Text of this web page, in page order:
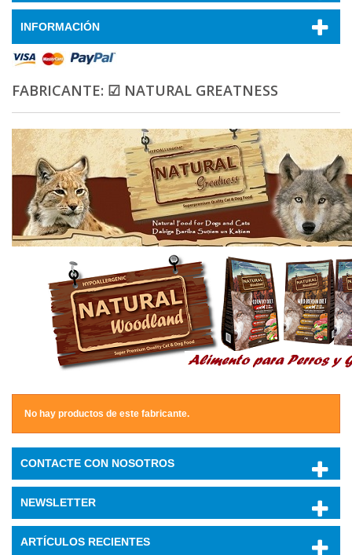
INFORMACIÓN
FABRICANTE: ☑ NATURAL GREATNESS
No hay productos de este fabricante.
CONTACTE CON NOSOTROS
NEWSLETTER
ARTÍCULOS RECIENTES